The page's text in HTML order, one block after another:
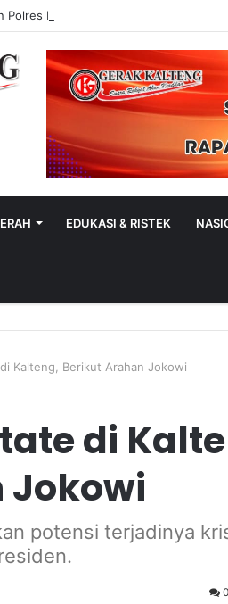
Polres Murung Raya
EDUKASI & RISTEK
Kalteng, Berikut Arahan Jokowi
di
Jokowi
potensi terjadinya
0